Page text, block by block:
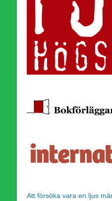
Att försöka vara en ljus